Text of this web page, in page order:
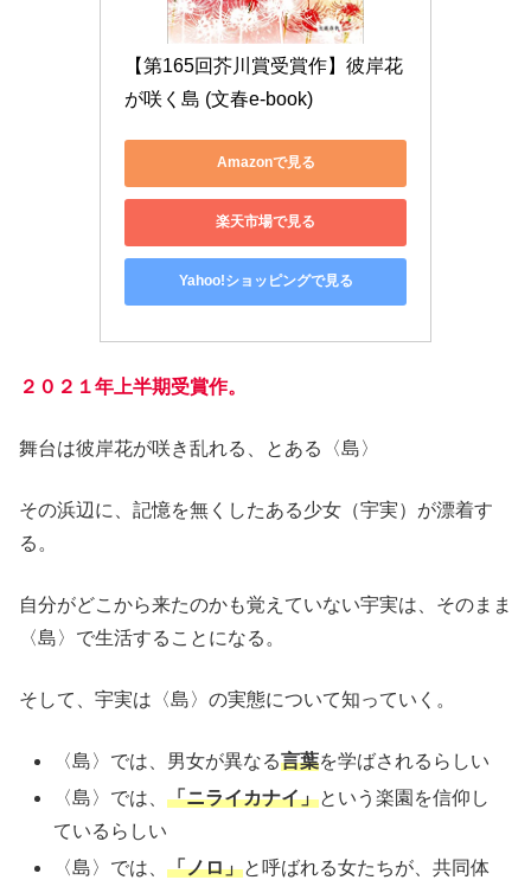
【第165回芥川賞受賞作】彼岸花
が咲く島 (文春e-book)
Amazonで見る
楽天市場で見る
Yahoo!ショッピングで見る
２０２１年上半期受賞作。
舞台は彼岸花が咲き乱れる、とある〈島〉
その浜辺に、記憶を無くしたある少女（宇実）が漂着す
る。
自分がどこから来たのかも覚えていない宇実は、そのまま
〈島〉で生活することになる。
そして、宇実は〈島〉の実態について知っていく。
〈島〉では、男女が異なる言葉を学ばされるらしい
〈島〉では、「ニライカナイ」という楽園を信仰し
ているらしい
〈島〉では、「ノロ」と呼ばれる女たちが、共同体